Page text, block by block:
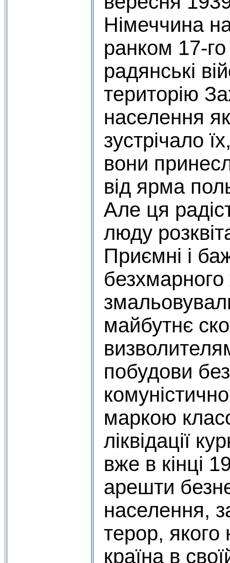
Німеччина
ранком 17-
радянські
територію
населення
зустрічало
вони
від ярма
Але ця
люду
Приємні і
майбутнє
побудови
маркою
ліквідації
вже в кінці
арешти
населення,
терор,
країна в